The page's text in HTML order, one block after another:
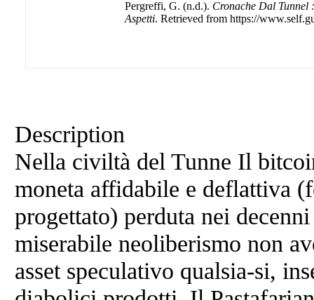
Pergreffi, G. (n.d.). Cronache Dal
Aspetti. Retrieved from https://
Description
Nella civiltà del Tunne Il
moneta affidabile e deflattiva
progettato) perduta nei
miserabile neoliberismo non
asset speculativo qualsia-si,